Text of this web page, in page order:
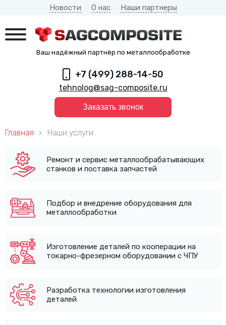
Новости О нас Наши партнеры
Ваш надёжный партнёр по металлообработке
+7 (499) 288-14-50
tehnolog@sag-composite.ru
Заказать звонок
Главная Наши услуги
Ремонт и сервис металлообрабатывающих
станков и поставка запчастей
Подбор и внедрение оборудования для
металлообработки
Изготовление деталей по кооперации на
токарно-фрезерном оборудовании с ЧПУ
Разработка технологии изготовления
деталей